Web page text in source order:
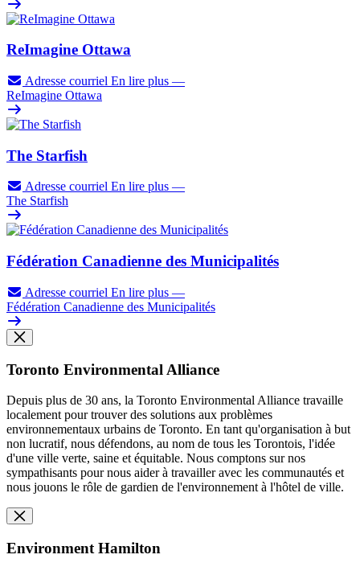
ReImagine Ottawa
Adresse courriel En lire plus —
ReImagine Ottawa
The Starfish
Adresse courriel En lire plus —
The Starfish
Fédération Canadienne des Municipalités
Adresse courriel En lire plus —
Fédération Canadienne des Municipalités
Toronto Environmental Alliance
Depuis plus de 30 ans, la Toronto Environmental Alliance travaille
localement pour trouver des solutions aux problèmes
environnementaux urbains de Toronto. En tant qu'organisation à but
non lucratif, nous défendons, au nom de tous les Torontois, l'idée
d'une ville verte, saine et équitable. Nous comptons sur nos
sympathisants pour nous aider à travailler avec les communautés et
nous jouons le rôle de gardien de l'environnement à l'hôtel de ville.
Environment Hamilton